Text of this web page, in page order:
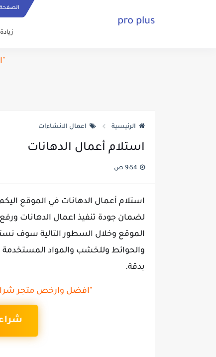
الصفحة
pro plus
الرئيسية اعمال الانشاءات
استلام أعمال الدهانات
استلام أعمال الدهانات في الموقع
لضمان جودة تنفيذ اعمال الدهانات
الموقع وخلال السطور التالية سوف
والحوائط وللخشب والمواد المستخدمة
بدقة.
"افضل وارخص متجر